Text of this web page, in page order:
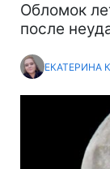
Обломок
после
ЕКАТЕРИНА